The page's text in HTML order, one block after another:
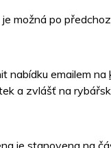
možná po
nabídku emailem na
a zvlášť na